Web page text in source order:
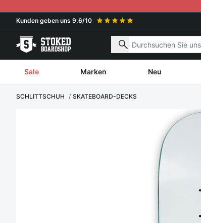
Kunden geben uns 9,6/10
Nach Produkten suchen
Sale Marken Neu
SCHLITTSCHUH SKATEBOARD-DECKS